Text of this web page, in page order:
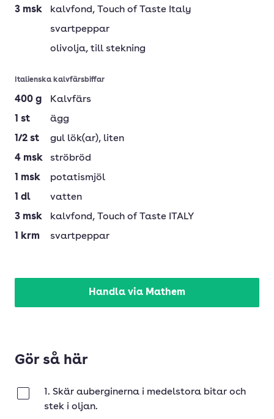
3 msk kalvfond, Touch of Taste Italy
svartpeppar
olivolja, till stekning
Italienska kalvfärsbiffar
400 g
Kalvfärs
1 st
ägg
1/2 st gul lök(ar), liten
4 msk
ströbröd
1 msk
potatismjöl
1 dl
vatten
3 msk kalvfond, Touch of Taste ITALY
1
krm svartpeppar
Handla via Mathem
Gör så här
1. Skär auberginerna i medelstora bitar och
stek i oljan.